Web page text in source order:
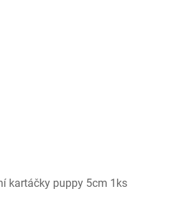
kartáčky puppy 5cm 1ks